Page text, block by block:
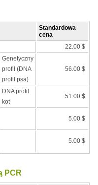
Standardowa
cena
22.00 $
Genetyczny
profil (DNA
profil psa)
56.00 $
DNA profil
kot
51.00 $
5.00 $
5.00 $
PCR